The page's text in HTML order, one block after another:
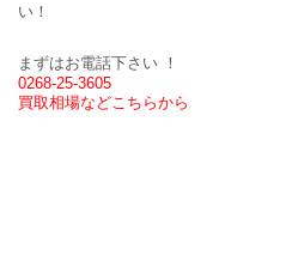
い！
まずはお電話下さい ！
0268-25-3605
買取相場などこちらから